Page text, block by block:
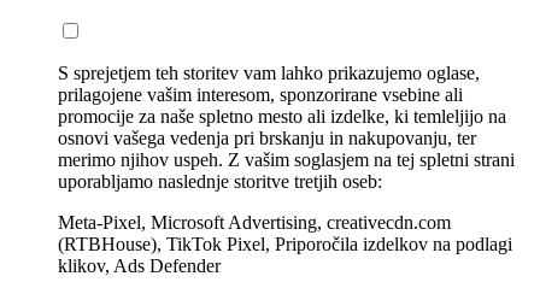
S sprejetjem teh storitev vam lahko prikazujemo oglase,
prilagojene vašim interesom, sponzorirane vsebine ali
promocije za naše spletno mesto ali izdelke, ki temleljijo na
osnovi vašega vedenja pri brskanju in nakupovanju, ter
merimo njihov uspeh. Z vašim soglasjem na tej spletni strani
uporabljamo naslednje storitve tretjih oseb:
Meta-Pixel, Microsoft Advertising, creativecdn.com
(RTBHouse), TikTok Pixel, Priporočila izdelkov na podlagi
klikov, Ads Defender